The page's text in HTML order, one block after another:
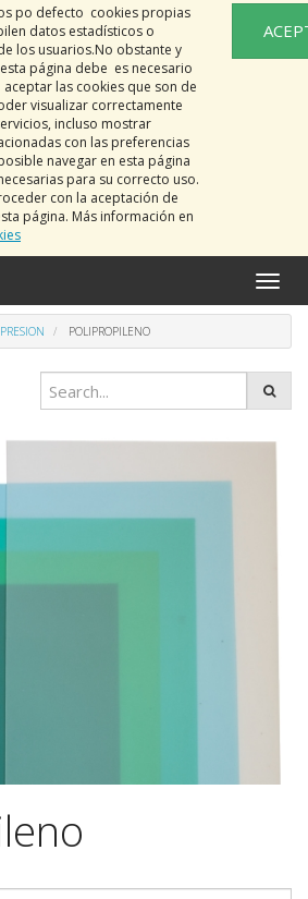
po defecto cookies propias
datos estadísticos o
los usuarios.No obstante y
página debe es necesario
las cookies que son de
visualizar correctamente
incluso mostrar
con las preferencias
navegar en esta página
para su correcto uso.
con la aceptación de
página. Más información en
Toggle
POLIPROPILENO